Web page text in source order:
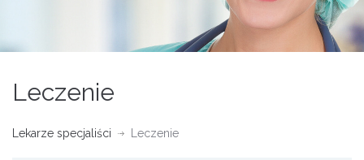
Leczenie
Lekarze specjaliści Leczenie